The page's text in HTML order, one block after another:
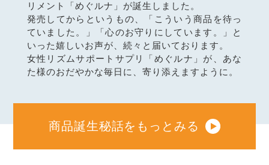
リメント「めぐルナ」が誕生しました。
発売してからというもの、「こういう商品を待っ
ていました。」「心のお守りにしています。」と
いった嬉しいお声が、続々と届いております。
女性リズムサポートサプリ「めぐルナ」が、あな
た様のおだやかな毎日に、寄り添えますように。
商品誕生秘話をもっとみる